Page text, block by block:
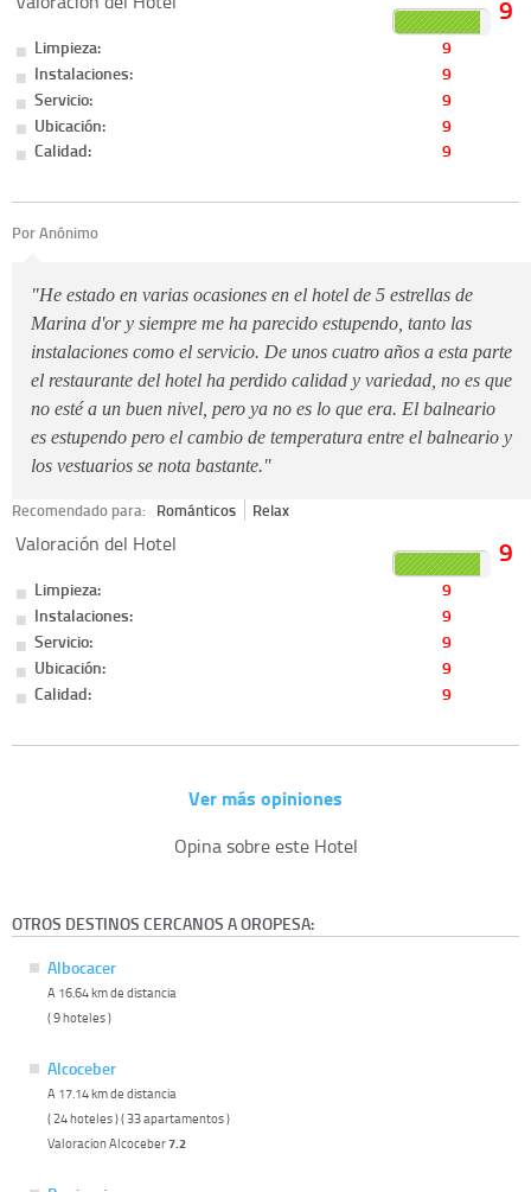
9
Limpieza:
9
Instalaciones:
9
Servicio:
9
Ubicación:
9
Calidad:
9
PorAnónimo
"He estado en varias ocasiones en el hotel de 5 estrellas de
Marina d'or y siempre me ha parecido estupendo, tanto las
instalaciones como el servicio. De unos cuatro años a esta parte
el restaurante del hotel ha perdido calidad y variedad, no es que
no esté a un buen nivel, pero ya no es lo que era. El balneario
es estupendo pero el cambio de temperatura entre el balneario y
los vestuarios se nota bastante."
Recomendado para: Románticos Relax
Valoración del Hotel 9
Limpieza:
9
Instalaciones:
9
Servicio:
9
Ubicación:
9
Calidad:
9
Ver más opiniones
Opina sobre este Hotel
OTROS DESTINOS CERCANOS A OROPESA:
Albocacer
A 16.64 km de distancia
( 9 hoteles )
Alcoceber
A 17.14 km de distancia
( 24 hoteles ) ( 33 apartamentos )
Valoracion Alcoceber7.2